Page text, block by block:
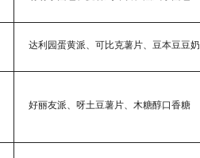
达利园蛋黄派、可比克薯片、豆本豆豆奶
好丽友派、呀土豆薯片、木糖醇口香糖